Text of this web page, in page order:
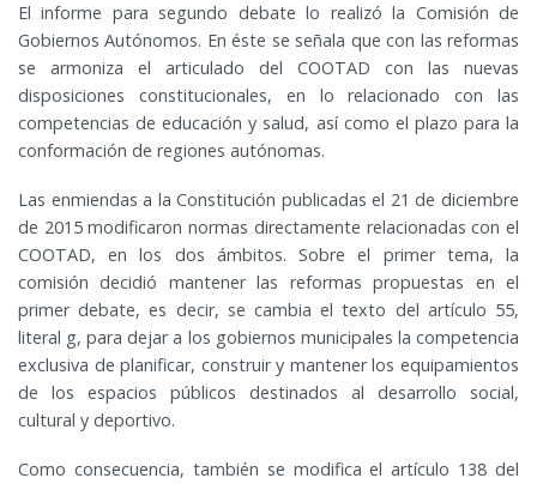
El informe para segundo debate lo realizó la Comisión de
Gobiernos Autónomos. En éste se señala que con las reformas
se armoniza el articulado del COOTAD con las nuevas
disposiciones constitucionales, en lo relacionado con las
competencias de educación y salud, así como el plazo para la
conformación de regiones autónomas.
Las enmiendas a la Constitución publicadas el 21 de diciembre
de 2015 modificaron normas directamente relacionadas con el
COOTAD, en los dos ámbitos. Sobre el primer tema, la
comisión decidió mantener las reformas propuestas en el
primer debate, es decir, se cambia el texto del artículo 55,
literal g, para dejar a los gobiernos municipales la competencia
exclusiva de planificar, construir y mantener los equipamientos
de los espacios públicos destinados al desarrollo social,
cultural y deportivo.
Como consecuencia, también se modifica el artículo 138 del